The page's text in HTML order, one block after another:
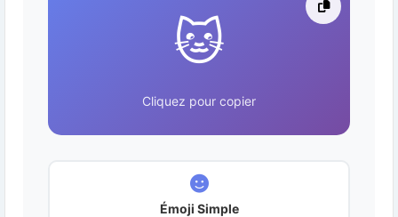
🐱
Cliquez pour copier
Émoji Simple